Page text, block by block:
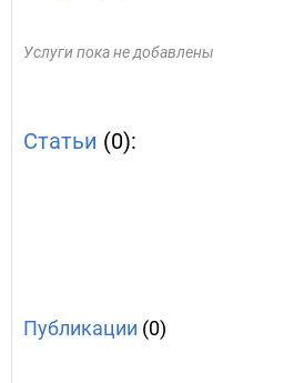
Услуги пока не добавлены
Статьи (0):
Публикации (0)